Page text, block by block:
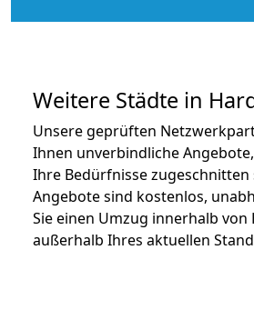
Weitere Städte in
Unsere geprüften
Ihnen unverbindliche
Ihre Bedürfnisse zugeschnitten
Angebote sind kostenlos,
Sie einen Umzug innerhalb
außerhalb Ihres aktuellen